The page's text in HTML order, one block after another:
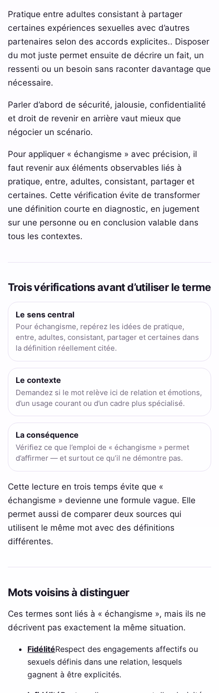
Pratique entre adultes consistant à partager
certaines expériences sexuelles avec d’autres
partenaires selon des accords explicites.. Disposer
du mot juste permet ensuite de décrire un fait, un
ressenti ou un besoin sans raconter davantage que
nécessaire.
Parler d’abord de sécurité, jalousie, confidentialité
et droit de revenir en arrière vaut mieux que
négocier un scénario.
Pour appliquer « échangisme » avec précision, il
faut revenir aux éléments observables liés à
pratique, entre, adultes, consistant, partager et
certaines. Cette vérification évite de transformer
une définition courte en diagnostic, en jugement
sur une personne ou en conclusion valable dans
tous les contextes.
Trois vérifications avant d’utiliser le terme
Le sens central
Pour échangisme, repérez les idées de pratique,
entre, adultes, consistant, partager et certaines dans
la définition réellement citée.
Le contexte
Demandez si le mot relève ici de relation et émotions,
d’un usage courant ou d’un cadre plus spécialisé.
La conséquence
Vérifiez ce que l’emploi de « échangisme » permet
d’affirmer — et surtout ce qu’il ne démontre pas.
Cette lecture en trois temps évite que «
échangisme » devienne une formule vague. Elle
permet aussi de comparer deux sources qui
utilisent le même mot avec des définitions
différentes.
Mots voisins à distinguer
Ces termes sont liés à « échangisme », mais ils ne
décrivent pas exactement la même situation.
FidélitéRespect des engagements affectifs ou
sexuels définis dans une relation, lesquels
gagnent à être explicités.